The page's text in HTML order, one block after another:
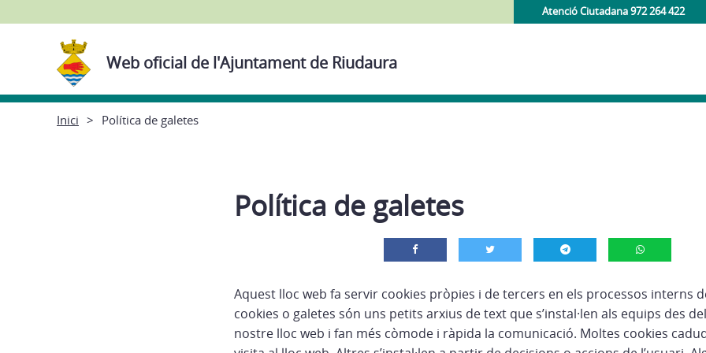
Atenció Ciutadana 972 264 422
Web oficial de l'Ajuntament de Riudaura
Inici Política de galetes
Política de galetes
Aquest lloc web fa servir cookies pròpies i de tercers en els processos interns
cookies o galetes són uns petits arxius de text que s’instal·len als equips des
nostre lloc web i fan més còmode i ràpida la comunicació. Moltes cookies